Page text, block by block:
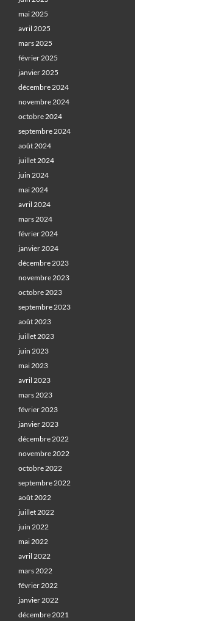
mai 2025
avril 2025
mars 2025
février 2025
janvier 2025
décembre 2024
novembre 2024
octobre 2024
septembre 2024
août 2024
juillet 2024
juin 2024
mai 2024
avril 2024
mars 2024
février 2024
janvier 2024
décembre 2023
novembre 2023
octobre 2023
septembre 2023
août 2023
juillet 2023
juin 2023
mai 2023
avril 2023
mars 2023
février 2023
janvier 2023
décembre 2022
novembre 2022
octobre 2022
septembre 2022
août 2022
juillet 2022
juin 2022
mai 2022
avril 2022
mars 2022
février 2022
janvier 2022
décembre 2021